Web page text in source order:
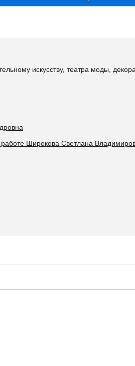
ЗДОРОВЬЕ
искусству, театра моды,
Широкова Светлана